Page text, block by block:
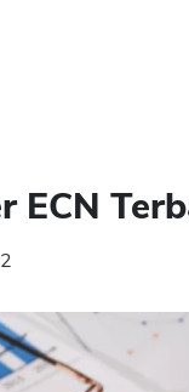
ECN